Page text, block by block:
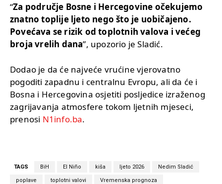
“Za područje Bosne i Hercegovine očekujemo
znatno toplije ljeto nego što je uobičajeno.
Povećava se rizik od toplotnih valova i većeg
broja vrelih dana”, upozorio je Sladić.
Dodao je da će najveće vrućine vjerovatno
pogoditi zapadnu i centralnu Evropu, ali da će i
Bosna i Hercegovina osjetiti posljedice izraženog
zagrijavanja atmosfere tokom ljetnih mjeseci,
prenosi N1info.ba.
TAGS BiH El Niño kiša ljeto 2026 Nedim Sladić
poplave toplotni valovi Vremenska prognoza